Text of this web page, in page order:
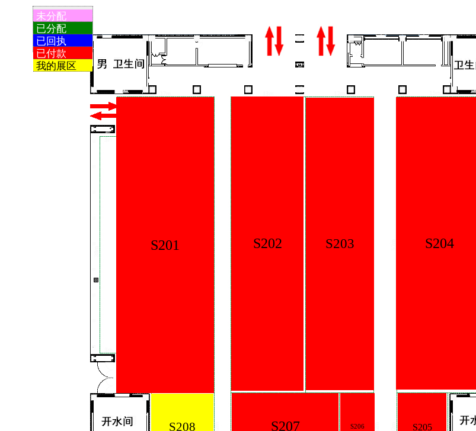
未分配
已分配
已回执
已付款
我的展区
S201 S202 S203 S204
S205
S207
S208